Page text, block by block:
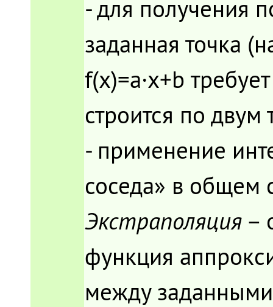
- для получения
заданная точка
f(x)=a·x+b
строится по двум
- применение
соседа» в общем
Экстраполяция –
функция
между